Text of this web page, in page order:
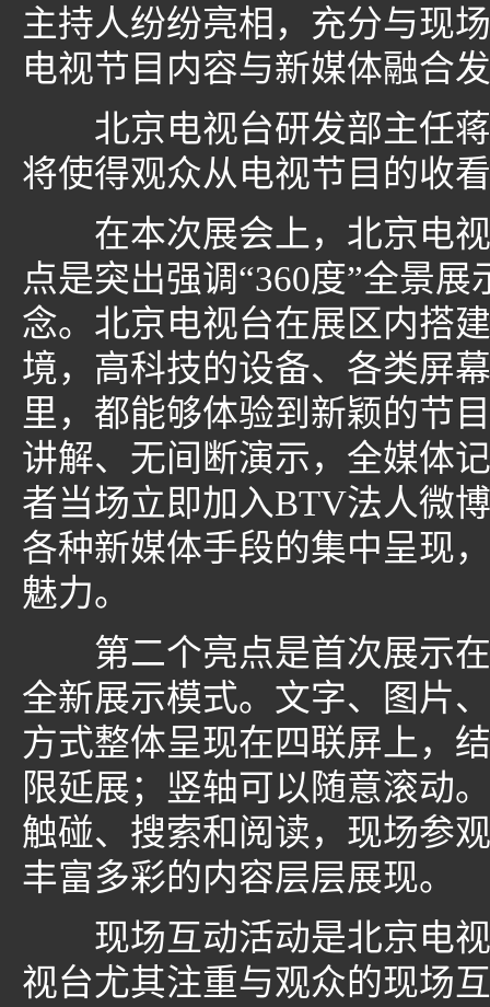
主持人纷纷亮相，充分与现
电视节目内容与新媒体融合
北京电视台研发部主任蒋
将使得观众从电视节目的收
在本次展会上，北京电视
点是突出强调“360度”全景
念。北京电视台在展区内搭
境，高科技的设备、各类屏
里，都能够体验到新颖的节
讲解、无间断演示，全媒体
者当场立即加入BTV法人微
各种新媒体手段的集中呈现
魅力。
第二个亮点是首次展示在
全新展示模式。文字、图片
方式整体呈现在四联屏上，
限延展；竖轴可以随意滚动
触碰、搜索和阅读，现场参
丰富多彩的内容层层展现。
现场互动活动是北京电视
视台尤其注重与观众的现场